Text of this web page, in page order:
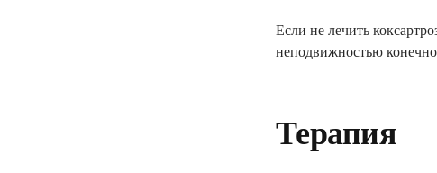
Если не лечить
неподвижностью
Терапия